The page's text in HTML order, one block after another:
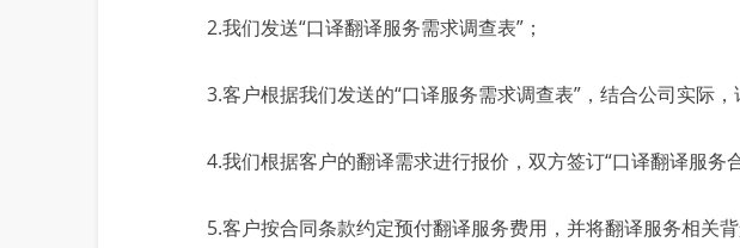
2.我们发送“口译翻译服务需求调查表”；
3.客户根据我们发送的“口译服务需求调查表”，结合公司实际，
4.我们根据客户的翻译需求进行报价，双方签订“口译翻译服务合
5.客户按合同条款约定预付翻译服务费用，并将翻译服务相关背